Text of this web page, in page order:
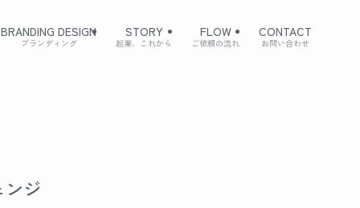
BRANDING DESIGN
ブランディング
STORY
起業、これから
FLOW
ご依頼の流れ
CONTACT
お問い合わせ
ジ